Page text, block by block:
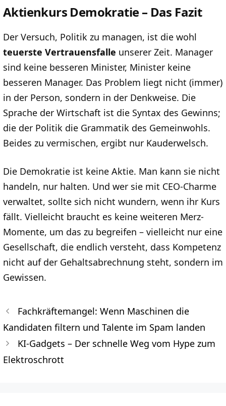
Aktienkurs Demokratie – Das Fazit
Der Versuch, Politik zu managen, ist die wohl
teuerste Vertrauensfalle unserer Zeit. Manager
sind keine besseren Minister, Minister keine
besseren Manager. Das Problem liegt nicht (immer)
in der Person, sondern in der Denkweise. Die
Sprache der Wirtschaft ist die Syntax des Gewinns;
die der Politik die Grammatik des Gemeinwohls.
Beides zu vermischen, ergibt nur Kauderwelsch.
Die Demokratie ist keine Aktie. Man kann sie nicht
handeln, nur halten. Und wer sie mit CEO-Charme
verwaltet, sollte sich nicht wundern, wenn ihr Kurs
fällt. Vielleicht braucht es keine weiteren Merz-
Momente, um das zu begreifen – vielleicht nur eine
Gesellschaft, die endlich versteht, dass Kompetenz
nicht auf der Gehaltsabrechnung steht, sondern im
Gewissen.
Fachkräftemangel: Wenn Maschinen die
Kandidaten filtern und Talente im Spam landen
KI-Gadgets – Der schnelle Weg vom Hype zum
Elektroschrott